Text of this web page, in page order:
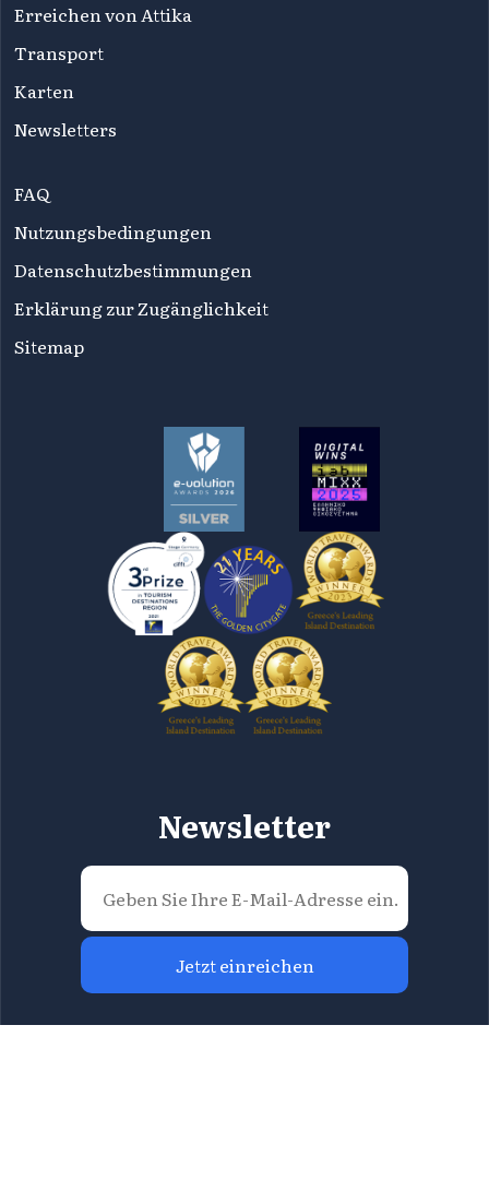
Erreichen von Attika
Transport
Karten
Newsletters
FAQ
Nutzungsbedingungen
Datenschutzbestimmungen
Erklärung zur Zugänglichkeit
Sitemap
Newsletter
Jetzt einreichen
Alle Inhalte auf dieser Website sind geistiges